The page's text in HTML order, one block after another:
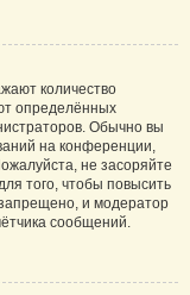
количество
определённых
Обычно вы
на конференции,
не засоряйте
того, чтобы повысить
и модератор
сообщений.